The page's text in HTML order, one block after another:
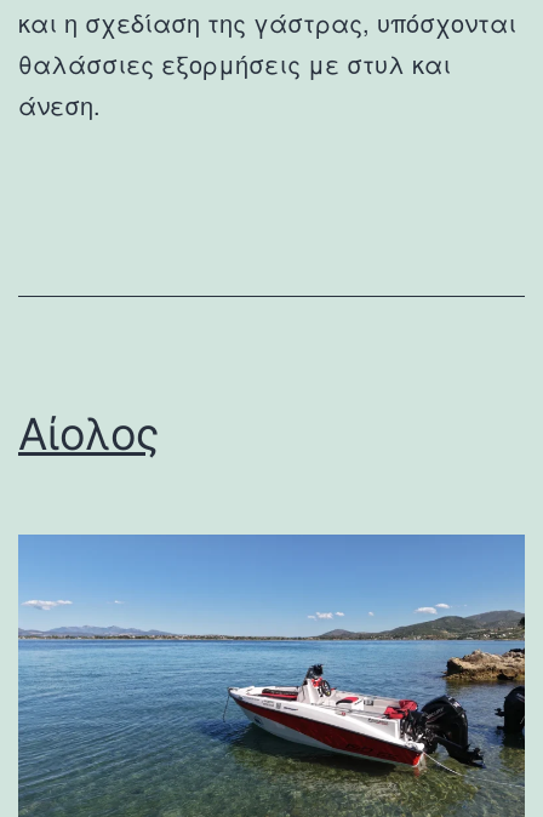
και η σχεδίαση της γάστρας, υπόσχονται
θαλάσσιες εξορμήσεις με στυλ και
άνεση.
Αίολος